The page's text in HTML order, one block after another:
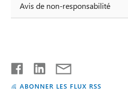
Avis de non-responsabilité
ABONNER LES FLUX RSS